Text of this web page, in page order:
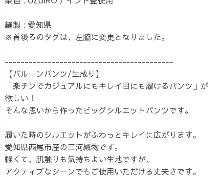
縫製 : 愛知県
※首後ろのタグは、左脇に変更となりました。
-------------------------------------------
【バルーンパンツ/生成り】
「楽チンでカジュアルにもキレイ目にも履けるパンツ」が
欲しい！
そんな思いから作ったビッグシルエットパンツです。
履いた時のシルエットがふわっとキレイに広がります。
愛知県西尾市産の三河織物です。
軽くて、肌触りも気持ちよい生地ですが、
アクティブなシーンでもご使用いただける丈夫さです。